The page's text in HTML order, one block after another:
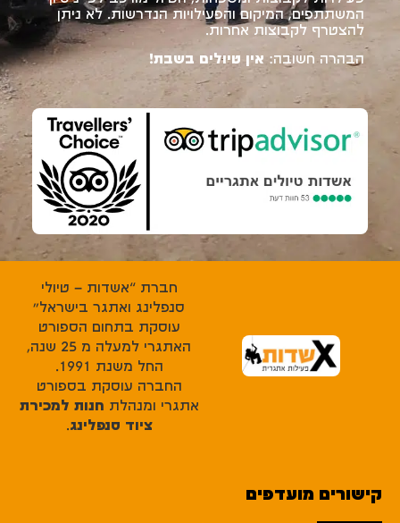
המשתתפים, המיקום והפעילויות הנדרשות. לא ניתן
להצטרף לקבוצות אחרות.
הבהרה חשובה: אין טיולים בשבת!
חברת “אשדות – טיולי
סנפלינג ואתגר בישראל”
עוסקת בתחום הספורט
האתגרי למעלה מ 25 שנה,
החל משנת 1991.
החברה עוסקת בספורט
אתגרי ומנהלת חנות למכירת
ציוד סנפלינג.
קישורים מועדפים